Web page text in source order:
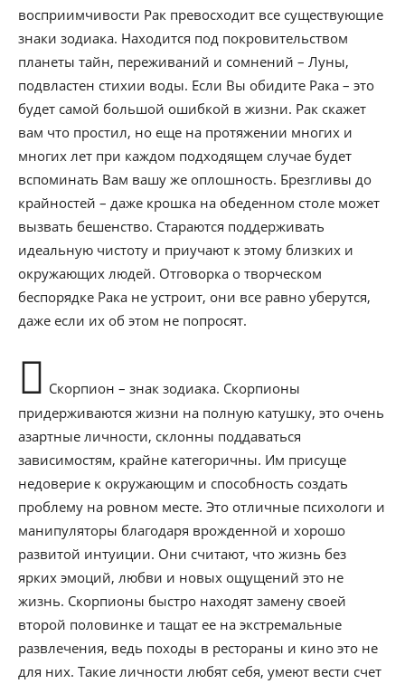
восприимчивости Рак превосходит все существующие
знаки зодиака. Находится под покровительством
планеты тайн, переживаний и сомнений – Луны,
подвластен стихии воды. Если Вы обидите Рака – это
будет самой большой ошибкой в жизни. Рак скажет
вам что простил, но еще на протяжении многих и
многих лет при каждом подходящем случае будет
вспоминать Вам вашу же оплошность. Брезгливы до
крайностей – даже крошка на обеденном столе может
вызвать бешенство. Стараются поддерживать
идеальную чистоту и приучают к этому близких и
окружающих людей. Отговорка о творческом
беспорядке Рака не устроит, они все равно уберутся,
даже если их об этом не попросят.
Скорпион – знак зодиака. Скорпионы
придерживаются жизни на полную катушку, это очень
азартные личности, склонны поддаваться
зависимостям, крайне категоричны. Им присуще
недоверие к окружающим и способность создать
проблему на ровном месте. Это отличные психологи и
манипуляторы благодаря врожденной и хорошо
развитой интуиции. Они считают, что жизнь без
ярких эмоций, любви и новых ощущений это не
жизнь. Скорпионы быстро находят замену своей
второй половинке и тащат ее на экстремальные
развлечения, ведь походы в рестораны и кино это не
для них. Такие личности любят себя, умеют вести счет